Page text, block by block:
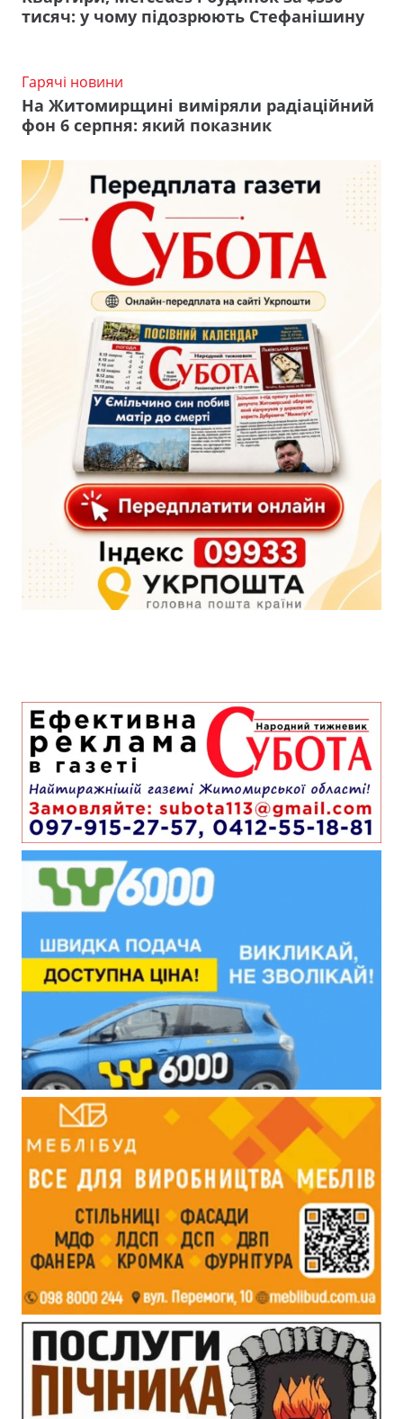
тисяч: у чому підозрюють Стефанішину
Гарячі новини
На Житомирщині виміряли радіаційний
фон 6 серпня: який показник